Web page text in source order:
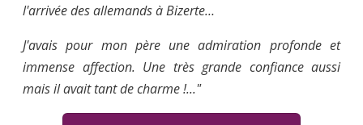
l'arrivée des allemands à Bizerte…
J'avais pour mon père une admiration profonde et
immense affection. Une très grande confiance aussi
mais il avait tant de charme !..."